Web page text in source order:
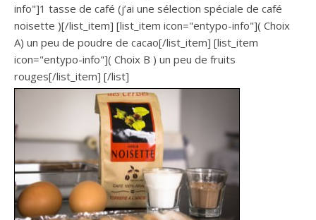
info"]1 tasse de café (j’ai une sélection spéciale de café
noisette )[/list_item] [list_item icon="entypo-info"]( Choix
A) un peu de poudre de cacao[/list_item] [list_item
icon="entypo-info"]( Choix B ) un peu de fruits
rouges[/list_item] [/list]